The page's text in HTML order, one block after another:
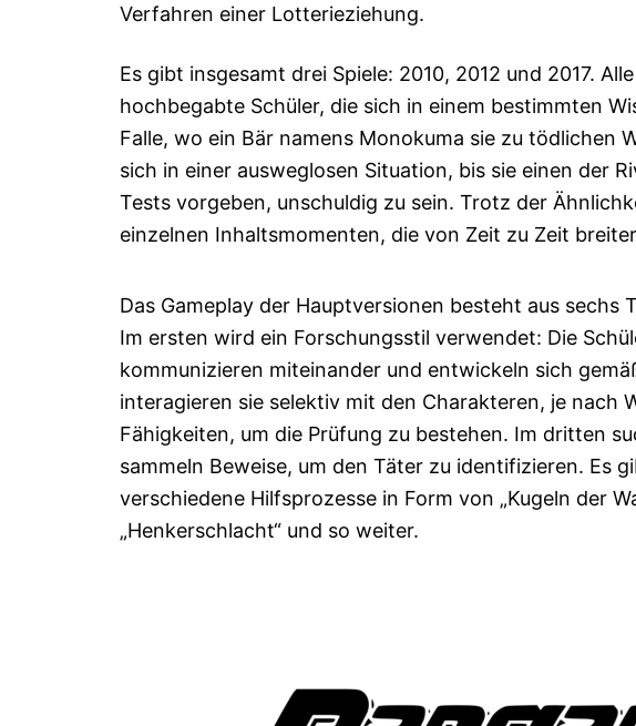
Verfahren einer Lotterieziehung.
Es gibt insgesamt drei Spiele: 2010, 2012 und 2017.
hochbegabte Schüler, die sich in einem bestimmten
Falle, wo ein Bär namens Monokuma sie zu tödlichen
sich in einer ausweglosen Situation, bis sie einen der
Tests vorgeben, unschuldig zu sein. Trotz der
einzelnen Inhaltsmomenten, die von Zeit zu Zeit
Das Gameplay der Hauptversionen besteht aus
Im ersten wird ein Forschungsstil verwendet: Die
kommunizieren miteinander und entwickeln sich
interagieren sie selektiv mit den Charakteren, je nach
Fähigkeiten, um die Prüfung zu bestehen. Im dritten
sammeln Beweise, um den Täter zu identifizieren. Es
verschiedene Hilfsprozesse in Form von „Kugeln der
„Henkerschlacht“ und so weiter.